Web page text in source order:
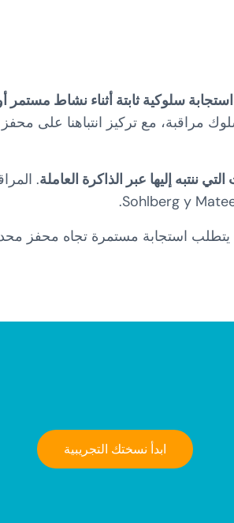
سلوكية ثابتة أثناء نشاط مستمر
مراقبة، مع تركيز انتباهنا على محفز
ننتبه إليها عبر الذاكرة العاملة.
استجابة مستمرة تجاه محفز
ابدأ نسختك التجريبية